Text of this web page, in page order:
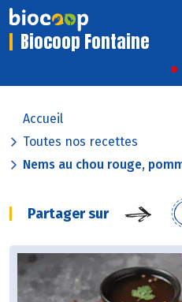
Biocoop Fontaine
Accueil
Toutes nos recettes
Nems au chou rouge,
Partager sur